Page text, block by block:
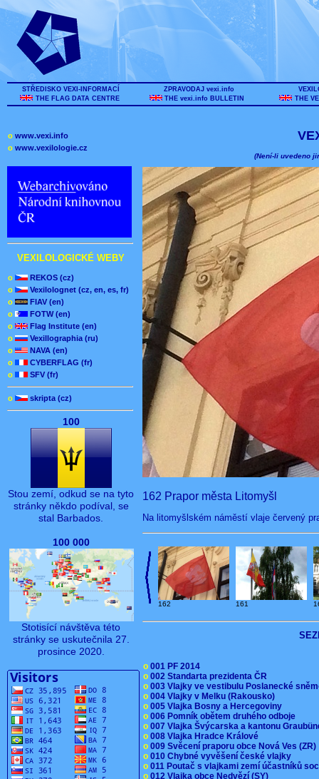
STŘEDISKO VEXI-INFORMACÍ
THE FLAG DATA CENTRE
ZPRAVODAJ vexi.info
THE vexi.info BULLETIN
THE
o www.vexi.info
o www.vexilologie.cz
VEXILOLOGICKÉ WEBY
o
REKOS (cz)
o
Vexilolognet (cz, en, es, fr)
o
FIAV (en)
o
FOTW (en)
o
Flag Institute (en)
o
Vexillographia (ru)
o
NAVA (en)
o
CYBERFLAG (fr)
o
SFV (fr)
o skripta (cz)
100
Stou zemí, odkud se na tyto
stránky někdo podíval, se
stal Barbados.
100 000
Stotisící návštěva této
stránky se uskutečnila 27.
prosince 2020.
(Není-li uvedeno
162 Prapor města Litomyšl
Na litomyšlském náměstí vlaje červený
162 161
o 001 PF 2014
o 002 Standarta prezidenta ČR
o 003 Vlajky ve vestibulu Poslanecké
o 004 Vlajky v Melku (Rakousko)
o 005 Vlajka Bosny a Hercegoviny
o 006 Pomník obětem druhého odboje
o 007 Vlajka Švýcarska a kantonu
o 008 Vlajka Hradce Králové
o 009 Svěcení praporu obce Nová Ves
o 010 Chybné vyvěšení české vlajky
o 011 Poutač s vlajkami zemí účastníků
o 012 Vlajka obce Nedvězí (SY)